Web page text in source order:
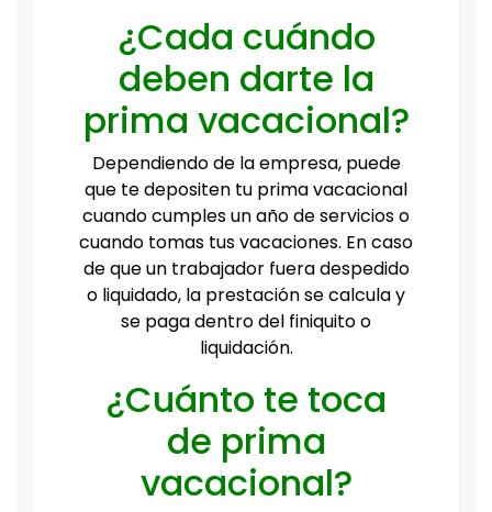
¿Cada cuándo
deben darte la
prima vacacional?
Dependiendo de la empresa, puede
que te depositen tu prima vacacional
cuando cumples un año de servicios o
cuando tomas tus vacaciones. En caso
de que un trabajador fuera despedido
o liquidado, la prestación se calcula y
se paga dentro del finiquito o
liquidación.
¿Cuánto te toca
de prima
vacacional?